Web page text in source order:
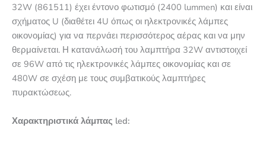
32W (861511) έχει έντονο φωτισμό (2400 lummen) και είναι
σχήματος U (διαθέτει 4U όπως οι ηλεκτρονικές λάμπες
οικονομίας) για να περνάει περισσότερος αέρας και να μην
θερμαίνεται. Η κατανάλωσή του λαμπτήρα 32W αντιστοιχεί
σε 96W από τις ηλεκτρονικές λάμπες οικονομίας και σε
480W σε σχέση με τους συμβατικούς λαμπτήρες
πυρακτώσεως.
Χαρακτηριστικά λάμπας led: